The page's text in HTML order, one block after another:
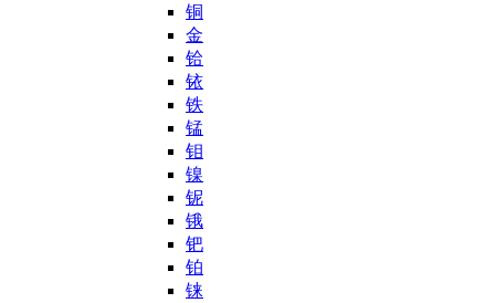
铜
金
铪
铱
铁
锰
钼
镍
铌
锇
钯
铂
铼